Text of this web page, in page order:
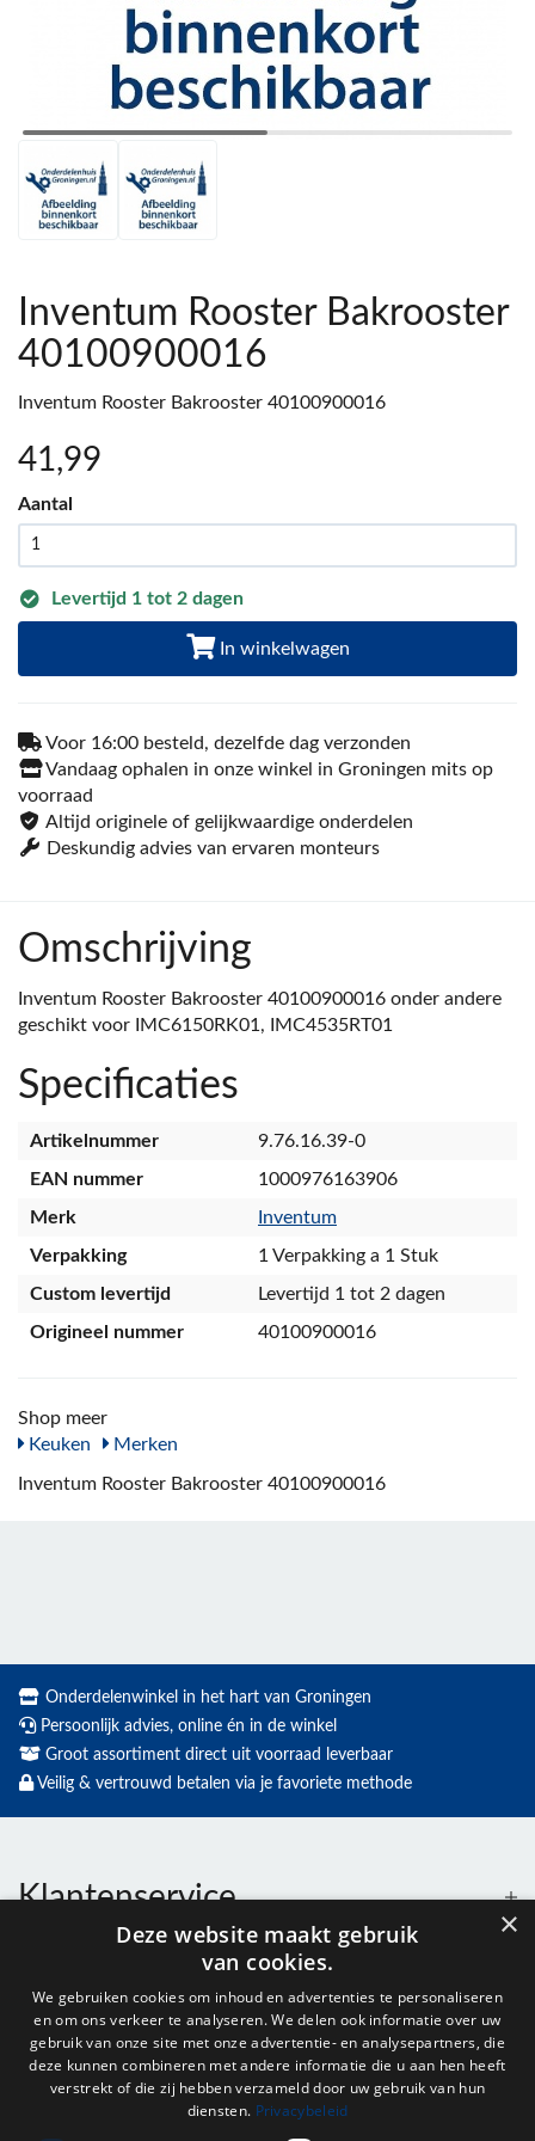
Inventum Rooster Bakrooster
40100900016
Inventum Rooster Bakrooster 40100900016
41 ,99
Aantal
Levertijd 1 tot 2 dagen
In winkelwagen
Voor 16:00 besteld, dezelfde dag verzonden
Vandaag ophalen in onze winkel in Groningen mits op
voorraad
Altijd originele of gelijkwaardige onderdelen
Deskundig advies van ervaren monteurs
Omschrijving
Inventum Rooster Bakrooster 40100900016 onder andere
geschikt voor IMC6150RK01, IMC4535RT01
Specificaties
Artikelnummer
9.76.16.39-0
EAN nummer
1000976163906
Merk
Inventum
Verpakking
1 Verpakking a 1 Stuk
Custom levertijd
Levertijd 1 tot 2 dagen
Origineel nummer
40100900016
Shop meer
Keuken
Merken
Inventum Rooster Bakrooster 40100900016
Onderdelenwinkel in het hart van Groningen
Persoonlijk advies, online én in de winkel
Groot assortiment direct uit voorraad leverbaar
Veilig & vertrouwd betalen via je favoriete methode
Klantenservice
Openingstijden
Nieuwsbrief
×
Deze website maakt gebruik
van cookies.
We gebruiken cookies om inhoud en advertenties te personaliseren
en om ons verkeer te analyseren. We delen ook informatie over uw
gebruik van onze site met onze advertentie- en analysepartners, die
deze kunnen combineren met andere informatie die u aan hen heeft
verstrekt of die zij hebben verzameld door uw gebruik van hun
diensten. Privacybeleid